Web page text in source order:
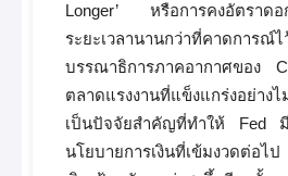
Longer’ หรือการคงอัตราดอ
ระยะเวลานานกว่าที่คาดการ
บรรณาธิการภาคอากาศของ
ตลาดแรงงานที่แข็งแกร่งอย่าง
เป็นปัจจัยสำคัญที่ทำให้ Fed มี
นโยบายการเงินที่เข้มงวดต่อ